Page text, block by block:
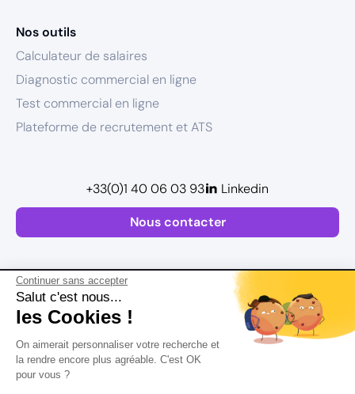
Continuer sans accepter
Salut c'est nous...
les Cookies !
On aimerait personnaliser votre recherche et
la rendre encore plus agréable. C'est OK
pour vous ?
Nos outils
Calculateur de salaires
Diagnostic commercial en ligne
Test commercial en ligne
Plateforme de recrutement et ATS
Nous contacter
+33(0)1 40 06 03 93 Linkedin
Plan de site
Mentions légales